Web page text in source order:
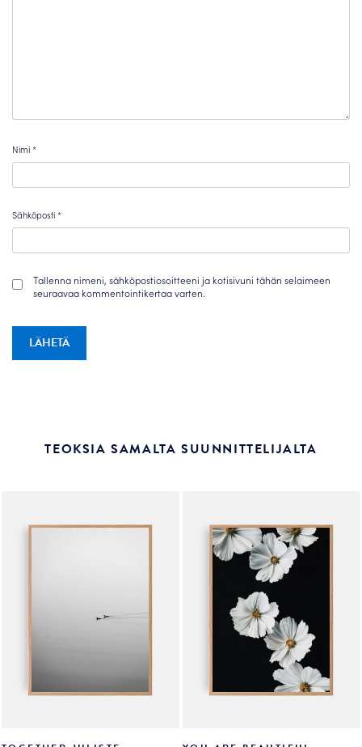
Nimi*
Sähköposti*
Tallenna nimeni, sähköpostiosoitteeni ja kotisivuni tähän selaimeen
seuraavaa kommentointikertaa varten.
TEOKSIA SAMALTA SUUNNITTELIJALTA